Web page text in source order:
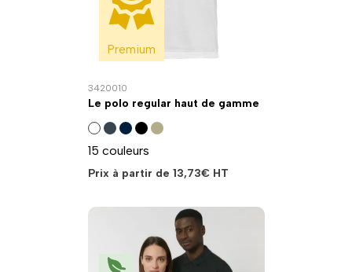
Premium
3420010
Le polo regular haut de gamme
15 couleurs
Prix à partir de 13,73€HT